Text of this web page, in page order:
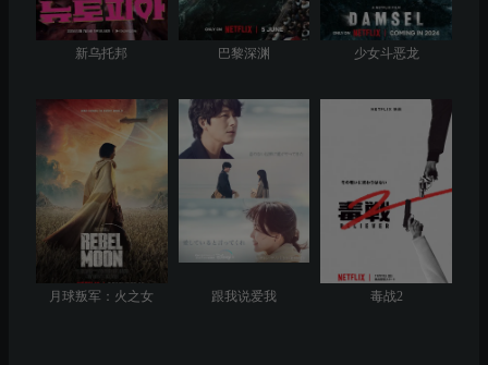
新乌托邦 巴黎深渊 少女斗恶龙
月球叛军：火之女 跟我说爱我 毒战2